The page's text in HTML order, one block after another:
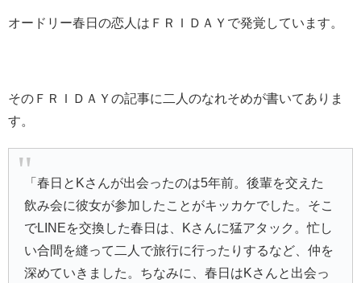
オードリー春日の恋人はＦＲＩＤＡＹで発覚しています。
そのＦＲＩＤＡＹの記事に二人のなれそめが書いてありま
す。
「春日とKさんが出会ったのは5年前。後輩を交えた
飲み会に彼女が参加したことがキッカケでした。そこ
でLINEを交換した春日は、Kさんに猛アタック。忙し
い合間を縫って二人で旅行に行ったりするなど、仲を
深めていきました。ちなみに、春日はKさんと出会っ